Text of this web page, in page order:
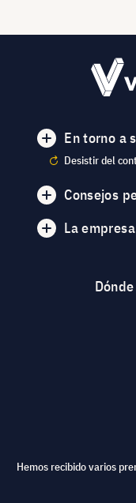
En torno a
Desistir del
Consejos
La empresa
Hemos recibido varios